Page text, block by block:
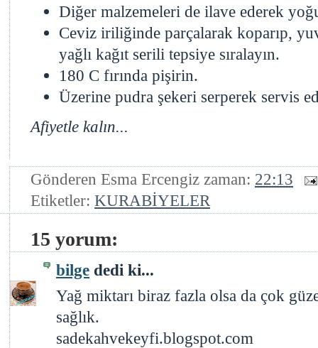
Diğer malzemeleri de ilave ederek
Ceviz iriliğinde parçalarak koparıp,
yağlı kağıt serili tepsiye sıralayın.
180 C fırında pişirin.
Üzerine pudra şekeri serperek servis
Afiyetle kalın...
Gönderen Esma Ercengiz zaman: 22:13
Etiketler: KURABİYELER
15 yorum:
bilge dedi ki...
Yağ miktarı biraz fazla olsa da çok
sağlık.
sadekahvekeyfi.blogspot.com